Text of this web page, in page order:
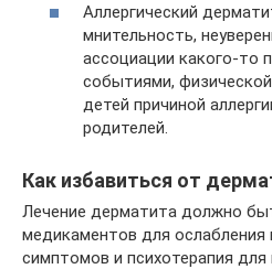
Аллергический
мнительность,
ассоциации какого-то
событиями,
детей причиной
родителей.
Как избавиться от
Лечение дерматита должно
медикаментов для
симптомов и психотерапия для